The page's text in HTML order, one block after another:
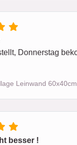
Donnerstag
Leinwand 60x40cm
besser !